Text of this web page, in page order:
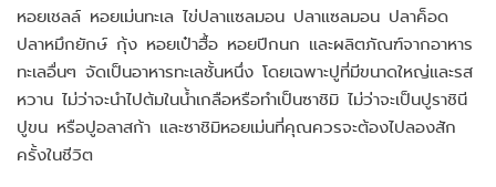
หอยเชลล์ หอยเม่นทะเล ไข่ปลาแซลมอน ปลาแซลมอน ปลาค็อด
ปลาหมึกยักษ์ กุ้ง หอยเป๋าฮื้อ หอยปีกนก และผลิตภัณฑ์จากอาหาร
ทะเลอื่นๆ จัดเป็นอาหารทะเลชั้นหนึ่ง โดยเฉพาะปูที่มีขนาดใหญ่และรส
หวาน ไม่ว่าจะนำไปต้มในน้ำเกลือหรือทำเป็นซาชิมิ ไม่ว่าจะเป็นปูราชินี
ปูขน หรือปูอลาสก้า และซาชิมิหอยเม่นที่คุณควรจะต้องไปลองสัก
ครั้งในชีวิต